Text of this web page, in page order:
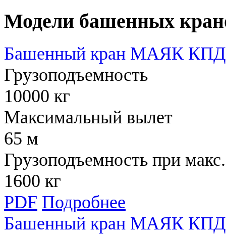
Модели башенных
Башенный кран МАЯК КПД
Грузоподъемность
10000 кг
Максимальный вылет
65 м
Грузоподъемность при
1600 кг
PDF Подробнее
Башенный кран МАЯК КПД